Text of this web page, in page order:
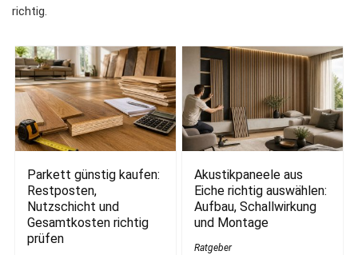
richtig.
Parkett günstig kaufen:
Restposten,
Nutzschicht und
Gesamtkosten richtig
prüfen
Akustikpaneele aus
Eiche richtig auswählen:
Aufbau, Schallwirkung
und Montage
Ratgeber